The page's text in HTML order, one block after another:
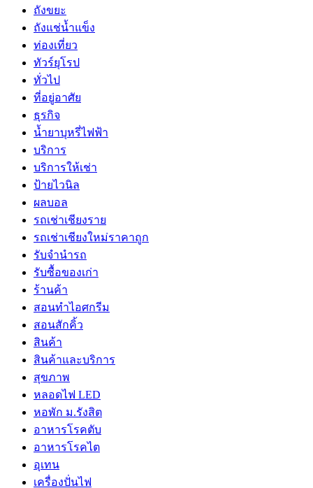
ถังขยะ
ถังแช่น้ำแข็ง
ท่องเที่ยว
ทัวร์ยุโรป
ทั่วไป
ที่อยู่อาศัย
ธุรกิจ
น้ำยาบุหรี่ไฟฟ้า
บริการ
บริการให้เช่า
ป้ายไวนิล
ผลบอล
รถเช่าเชียงราย
รถเช่าเชียงใหม่ราคาถูก
รับจำนำรถ
รับซื้อของเก่า
ร้านค้า
สอนทำไอศกรีม
สอนสักคิ้ว
สินค้า
สินค้าและบริการ
สุขภาพ
หลอดไฟ LED
หอพัก ม.รังสิต
อาหารโรคตับ
อาหารโรคไต
อุเทน
เครื่องปั่นไฟ